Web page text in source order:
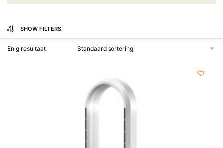
SHOW FILTERS
Enig resultaat